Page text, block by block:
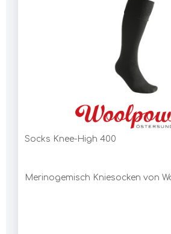
Socks Knee-High 400
Merinogemisch Kniesocken von